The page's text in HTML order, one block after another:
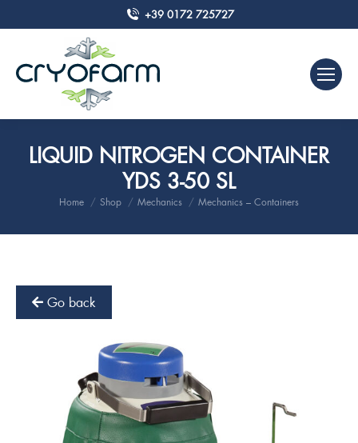
+39 0172 725727
LIQUID NITROGEN CONTAINER
YDS 3-50 SL
You are here:
Home Shop Mechanics Mechanics – Containers
Go back